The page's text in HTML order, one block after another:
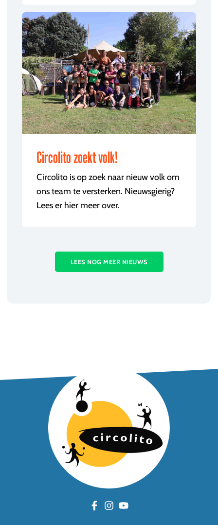
Circolito zoekt volk!
Circolito is op zoek naar nieuw volk om
ons team te versterken. Nieuwsgierig?
Lees er hier meer over.
LEES NOG MEER NIEUWS